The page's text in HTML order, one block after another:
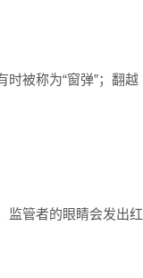
时被称为“窗弹”；翻越
监管者的眼睛会发出红